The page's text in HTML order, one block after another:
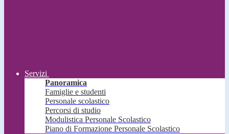
Servizi
Panoramica
Famiglie e studenti
Personale scolastico
Percorsi di studio
Modulistica Personale Scolastico
Piano di Formazione Personale Scolastico